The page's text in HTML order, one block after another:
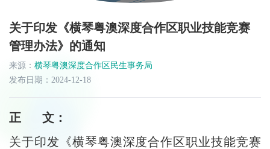
关于印发《横琴粤澳深度合作区职业技能竞赛
管理办法》的通知
来源： 横琴粤澳深度合作区民生事务局
发布日期：2024-12-18
正 文：
关于印发《横琴粤澳深度合作区职业技能竞赛